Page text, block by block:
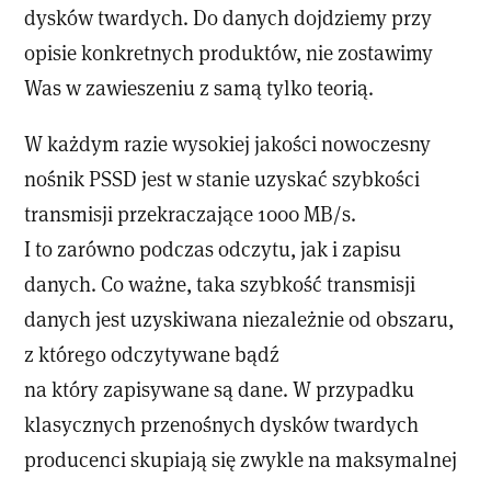
dysków twardych. Do danych dojdziemy przy
opisie konkretnych produktów, nie zostawimy
Was w zawieszeniu z samą tylko teorią.
W każdym razie wysokiej jakości nowoczesny
nośnik PSSD jest w stanie uzyskać szybkości
transmisji przekraczające 1000 MB/s.
I to zarówno podczas odczytu, jak i zapisu
danych. Co ważne, taka szybkość transmisji
danych jest uzyskiwana niezależnie od obszaru,
z którego odczytywane bądź
na który zapisywane są dane. W przypadku
klasycznych przenośnych dysków twardych
producenci skupiają się zwykle na maksymalnej